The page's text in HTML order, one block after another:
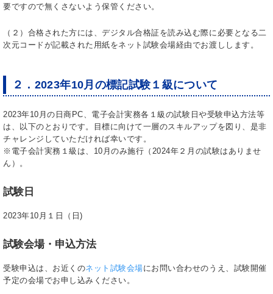
要ですので無くさないよう保管ください。
（２）合格された方には、デジタル合格証を読み込む際に必要となる二
次元コードが記載された用紙をネット試験会場経由でお渡しします。
２．2023年10月の標記試験１級について
2023年10月の日商PC、電子会計実務各１級の試験日や受験申込方法等
は、以下のとおりです。目標に向けて一層のスキルアップを図り、是非
チャレンジしていただければ幸いです。
※電子会計実務１級は、10月のみ施行（2024年２月の試験はありませ
ん）。
試験日
2023年10月１日（日)
試験会場・申込方法
受験申込は、お近くのネット試験会場にお問い合わせのうえ、試験開催
予定の会場でお申し込みください。